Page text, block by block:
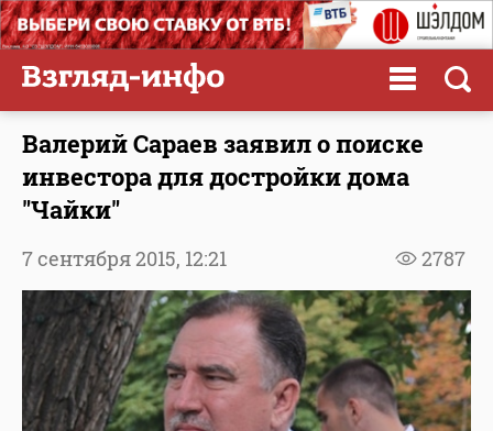
Валерий Сараев заявил о поиске
инвестора для достройки дома
"Чайки"
2787
7 сентября 2015, 12:21